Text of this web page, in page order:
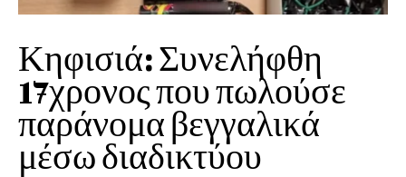
Κηφισιά: Συνελήφθη
17χρονος που πωλούσε
παράνομα βεγγαλικά
μέσω διαδικτύου